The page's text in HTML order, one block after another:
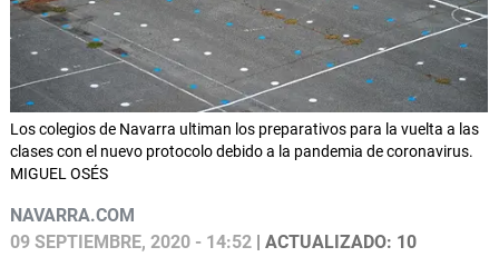
Los colegios de Navarra ultiman los preparativos para la vuelta a las
clases con el nuevo protocolo debido a la pandemia de coronavirus.
MIGUEL OSÉS
NAVARRA.COM
09 SEPTIEMBRE, 2020 - 14:52 | ACTUALIZADO: 10